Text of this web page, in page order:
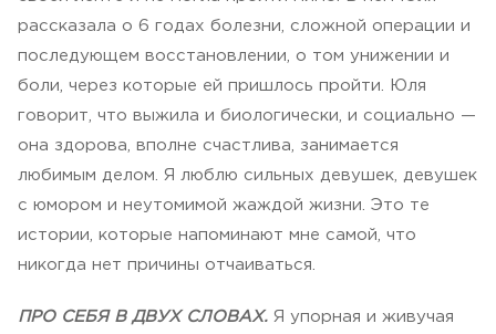
рассказала о 6 годах болезни, сложной операции и
последующем восстановлении, о том унижении и
боли, через которые ей пришлось пройти. Юля
говорит, что выжила и биологически, и социально —
она здорова, вполне счастлива, занимается
любимым делом. Я люблю сильных девушек, девушек
с юмором и неутомимой жаждой жизни. Это те
истории, которые напоминают мне самой, что
никогда нет причины отчаиваться.
ПРО СЕБЯ В ДВУХ СЛОВАХ. Я упорная и живучая